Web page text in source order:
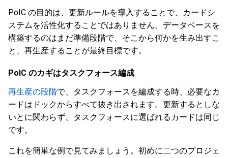
PoIC の目的は、更新ルールを導入することで、カードシ
ステムを活性化することではありません。データベースを
構築するのはまだ準備段階で、そこから何かを生み出すこ
と、再生産することが最終目標です。
PoIC のカギはタスクフォース編成
再生産の段階で、タスクフォースを編成する時、必要なカ
ードはドックからすべて抜き出されます。更新するとしな
いとに関わらず、タスクフォースに選ばれるカードは同じ
です。
これを簡単な例で見てみましょう。初めに二つのプロジェ